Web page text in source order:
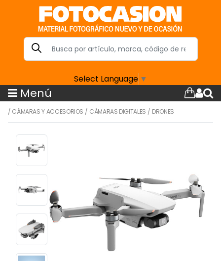
Select Language ▼
Menú
/ CÁMARAS Y ACCESORIOS / CÁMARAS DIGITALES / DRONES